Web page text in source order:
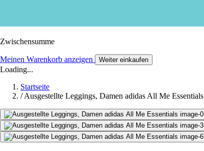
Zwischensumme
Meinen Warenkorb anzeigen Weiter einkaufen
Loading...
Startseite
/ Ausgestellte Leggings, Damen adidas All Me Essentials